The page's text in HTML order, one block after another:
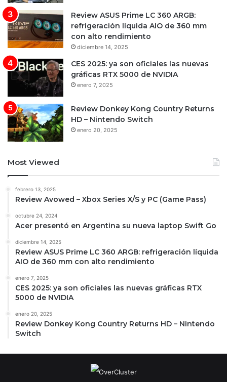
Review ASUS Prime LC 360 ARGB:
refrigeración líquida AIO de 360 mm
con alto rendimiento
diciembre 14, 2025
CES 2025: ya son oficiales las nuevas
gráficas RTX 5000 de NVIDIA
enero 7, 2025
Review Donkey Kong Country Returns
HD – Nintendo Switch
enero 20, 2025
Most Viewed
febrero 13, 2025
Review Avowed – Xbox Series X/S y PC (Game Pass)
octubre 24, 2024
Acer presentó en Argentina su nueva laptop Swift Go
diciembre 14, 2025
Review ASUS Prime LC 360 ARGB: refrigeración líquida
AIO de 360 mm con alto rendimiento
enero 7, 2025
CES 2025: ya son oficiales las nuevas gráficas RTX
5000 de NVIDIA
enero 20, 2025
Review Donkey Kong Country Returns HD – Nintendo
Switch